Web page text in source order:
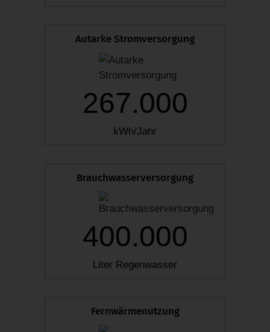
Autarke Stromversorgung
267.000
kWh/Jahr
Brauchwasserversorgung
400.000
Liter Regenwasser
Fernwärmenutzung